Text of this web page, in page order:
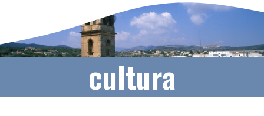
cultura